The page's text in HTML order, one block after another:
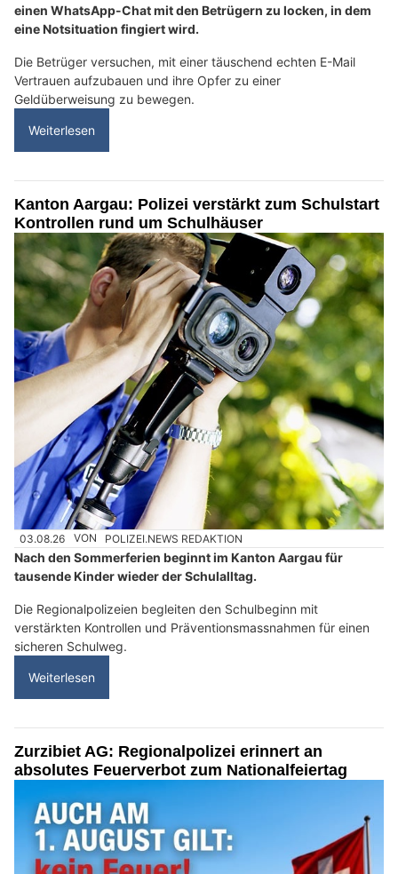
einen WhatsApp-Chat mit den Betrügern zu locken, in dem
eine Notsituation fingiert wird.
Die Betrüger versuchen, mit einer täuschend echten E-Mail
Vertrauen aufzubauen und ihre Opfer zu einer
Geldüberweisung zu bewegen.
Weiterlesen
Kanton Aargau: Polizei verstärkt zum Schulstart
Kontrollen rund um Schulhäuser
03.08.26 VON POLIZEI.NEWS REDAKTION
Nach den Sommerferien beginnt im Kanton Aargau für
tausende Kinder wieder der Schulalltag.
Die Regionalpolizeien begleiten den Schulbeginn mit
verstärkten Kontrollen und Präventionsmassnahmen für einen
sicheren Schulweg.
Weiterlesen
Zurzibiet AG: Regionalpolizei erinnert an
absolutes Feuerverbot zum Nationalfeiertag